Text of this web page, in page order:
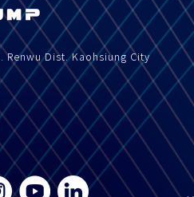
Renwu Dist. Kaohsiung City